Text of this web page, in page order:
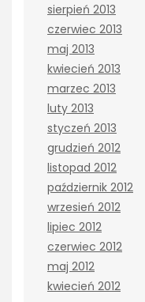
sierpień 2013
czerwiec 2013
maj 2013
kwiecień 2013
marzec 2013
luty 2013
styczeń 2013
grudzień 2012
listopad 2012
październik 2012
wrzesień 2012
lipiec 2012
czerwiec 2012
maj 2012
kwiecień 2012